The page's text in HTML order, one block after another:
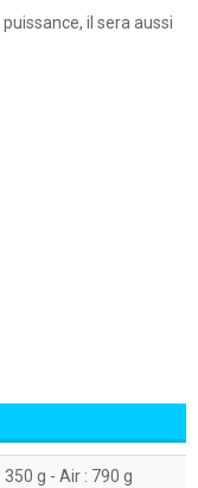
il sera aussi
350 g - Air : 790 g